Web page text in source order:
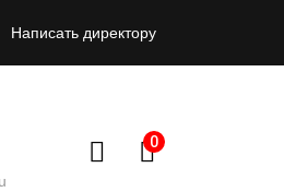
Написать директору